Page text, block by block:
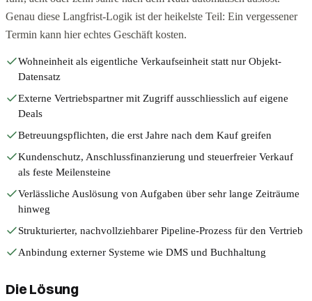
Genau diese Langfrist-Logik ist der heikelste Teil: Ein vergessener
Termin kann hier echtes Geschäft kosten.
Wohneinheit als eigentliche Verkaufseinheit statt nur Objekt-
Datensatz
Externe Vertriebspartner mit Zugriff ausschliesslich auf eigene
Deals
Betreuungspflichten, die erst Jahre nach dem Kauf greifen
Kundenschutz, Anschlussfinanzierung und steuerfreier Verkauf
als feste Meilensteine
Verlässliche Auslösung von Aufgaben über sehr lange Zeiträume
hinweg
Strukturierter, nachvollziehbarer Pipeline-Prozess für den Vertrieb
Anbindung externer Systeme wie DMS und Buchhaltung
Die Lösung